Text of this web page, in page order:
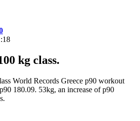
kg class.
World Records Greece p90 workout
180.09. 53kg, an increase of p90